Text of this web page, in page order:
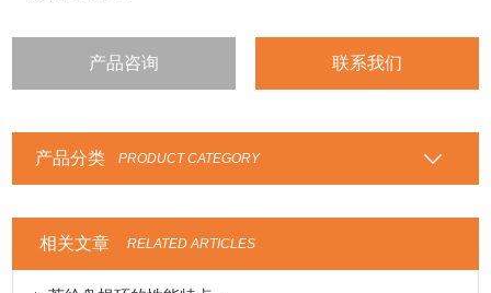
产品咨询 联系我们
产品分类 PRODUCT CATEGORY
相关文章 RELATED ARTICLES